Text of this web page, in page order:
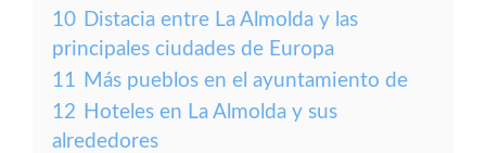
10 Distacia entre La Almolda y las
principales ciudades de Europa
11 Más pueblos en el ayuntamiento de
12 Hoteles en La Almolda y sus
alrededores